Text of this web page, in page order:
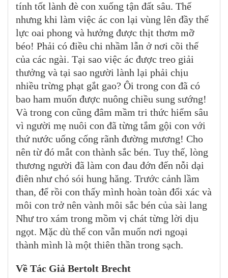
tính tốt lành đè con xuống tận đất sâu. Thế
nhưng khi làm việc ác con lại vùng lên đầy thế
lực oai phong và hưởng được thịt thơm mỡ
béo! Phải có điều chi nhầm lẫn ở nơi cõi thế
của các ngài. Tại sao việc ác được treo giải
thưởng và tại sao người lành lại phải chịu
nhiều trừng phạt gắt gao? Ôi trong con đã có
bao ham muốn được nuông chiều sung sướng!
Và trong con cũng đâm mầm tri thức hiểm sâu
vì người mẹ nuôi con đã từng tắm gội con với
thứ nước uống cống rãnh đường mương! Cho
nên từ đó mắt con thành sắc bén. Tuy thế, lòng
thương người đã làm con đau đớn đến nỗi dại
điên như chó sói hung hăng. Trước cảnh lầm
than, để rồi con thấy mình hoàn toàn đổi xác và
môi con trở nên vành môi sắc bén của sài lang
Như tro xám trong mồm vị chát từng lời dịu
ngọt. Mặc dù thế con vẫn muốn nơi ngoại
thành mình là một thiên thần trong sạch.
Về Tác Giả Bertolt Brecht